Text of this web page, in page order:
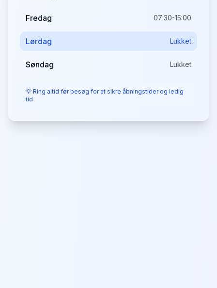
Fredag 07:30-15:00
Lørdag Lukket
Søndag Lukket
💡 Ring altid før besøg for at sikre åbningstider og ledig
tid